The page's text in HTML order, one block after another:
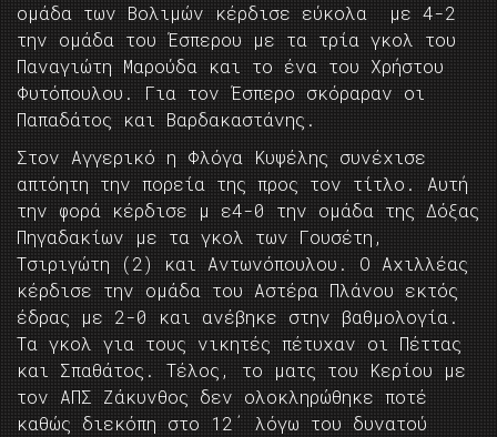
ομάδα των Βολιμών κέρδισε εύκολα με 4-2
την ομάδα του Έσπερου με τα τρία γκολ του
Παναγιώτη Μαρούδα και το ένα του Χρήστου
Φυτόπουλου. Για τον Έσπερο σκόραραν οι
Παπαδάτος και Βαρδακαστάνης.
Στον Αγγερικό η Φλόγα Κυψέλης συνέχισε
απτόητη την πορεία της προς τον τίτλο. Αυτή
την φορά κέρδισε μ ε4-0 την ομάδα της Δόξας
Πηγαδακίων με τα γκολ των Γουσέτη,
Τσιριγώτη (2) και Αντωνόπουλου. Ο Αχιλλέας
κέρδισε την ομάδα του Αστέρα Πλάνου εκτός
έδρας με 2-0 και ανέβηκε στην βαθμολογία.
Τα γκολ για τους νικητές πέτυχαν οι Πέττας
και Σπαθάτος. Τέλος, το ματς του Κερίου με
τον ΑΠΣ Ζάκυνθος δεν ολοκληρώθηκε ποτέ
καθώς διεκόπη στο 12΄ λόγω του δυνατού